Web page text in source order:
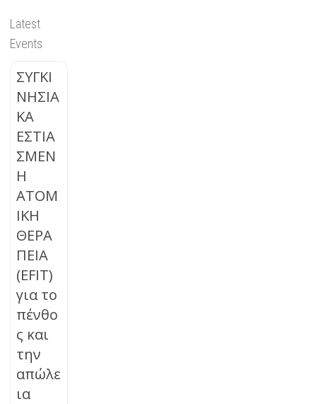
Latest
Events
ΣΥΓΚΙ
ΝΗΣΙΑ
ΚΑ
ΕΣΤΙΑ
ΣΜΕΝ
Η
ΑΤΟΜ
ΙΚΗ
ΘΕΡΑ
ΠΕΙΑ
(EFIT)
για το
πένθο
ς και
την
απώλε
ια